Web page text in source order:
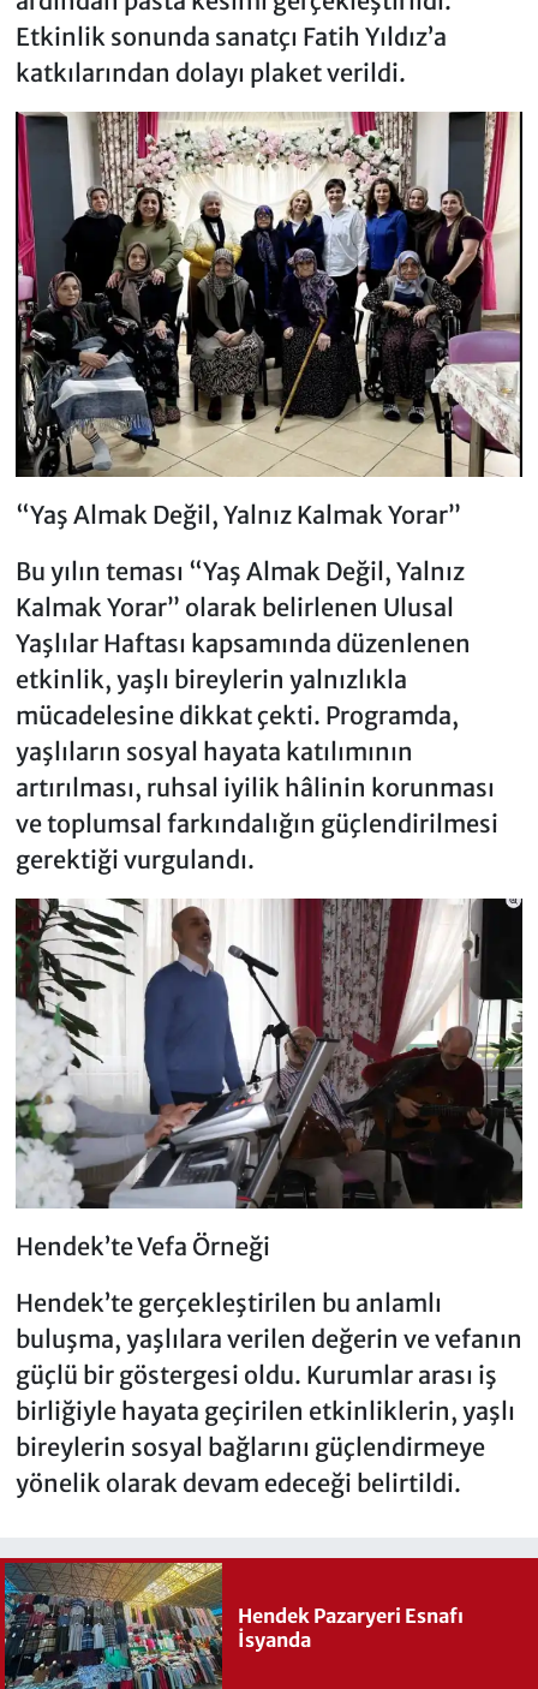
Etkinlik sonunda sanatçı Fatih Yıldız’a
katkılarından dolayı plaket verildi.
“Yaş Almak Değil, Yalnız Kalmak Yorar”
Bu yılın teması “Yaş Almak Değil, Yalnız
Kalmak Yorar” olarak belirlenen Ulusal
Yaşlılar Haftası kapsamında düzenlenen
etkinlik, yaşlı bireylerin yalnızlıkla
mücadelesine dikkat çekti. Programda,
yaşlıların sosyal hayata katılımının
artırılması, ruhsal iyilik hâlinin korunması
ve toplumsal farkındalığın güçlendirilmesi
gerektiği vurgulandı.
Hendek’te Vefa Örneği
Hendek’te gerçekleştirilen bu anlamlı
buluşma, yaşlılara verilen değerin ve vefanın
güçlü bir göstergesi oldu. Kurumlar arası iş
birliğiyle hayata geçirilen etkinliklerin, yaşlı
bireylerin sosyal bağlarını güçlendirmeye
yönelik olarak devam edeceği belirtildi.
Hendek Pazaryeri Esnafı
İsyanda